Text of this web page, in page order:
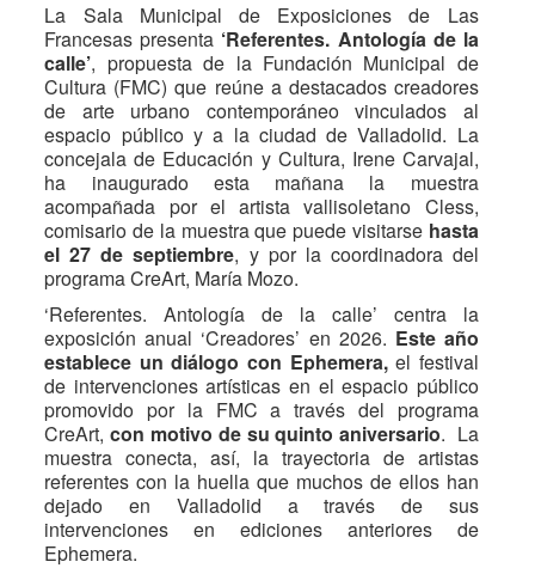
La Sala Municipal de Exposiciones de Las
Francesas presenta ‘Referentes. Antología de la
calle’, propuesta de la Fundación Municipal de
Cultura (FMC) que reúne a destacados creadores
de arte urbano contemporáneo vinculados al
espacio público y a la ciudad de Valladolid. La
concejala de Educación y Cultura, Irene Carvajal,
ha inaugurado esta mañana la muestra
acompañada por el artista vallisoletano Cless,
comisario de la muestra que puede visitarsehasta
el 27 de septiembre, y por la coordinadora del
programa CreArt, María Mozo.
‘Referentes. Antología de la calle’ centra la
exposición anual ‘Creadores’ en 2026. Este año
establece un diálogo con Ephemera,el festival
de intervenciones artísticas en el espacio público
promovido por la FMC a través del programa
CreArt, con motivo de su quinto aniversario. La
muestra conecta, así, la trayectoria de artistas
referentes con la huella que muchos de ellos han
dejado en Valladolid a través de sus
intervenciones en ediciones anteriores de
Ephemera.